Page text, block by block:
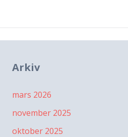
Arkiv
mars 2026
november 2025
oktober 2025